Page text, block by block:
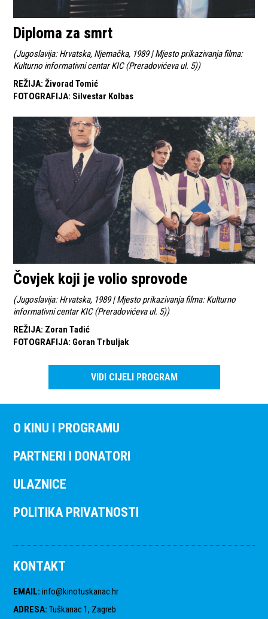
Diploma za smrt
(Jugoslavija: Hrvatska, Njemačka, 1989 | Mjesto prikazivanja filma:
Kulturno informativni centar KIC (Preradovićeva ul. 5))
REŽIJA: Živorad Tomić
FOTOGRAFIJA: Silvestar Kolbas
Čovjek koji je volio sprovode
(Jugoslavija: Hrvatska, 1989 | Mjesto prikazivanja filma: Kulturno
informativni centar KIC (Preradovićeva ul. 5))
REŽIJA: Zoran Tadić
FOTOGRAFIJA: Goran Trbuljak
VIDI CIJELI PROGRAM
O KINU I PROGRAMU
PARTNERI I DONATORI
ULAZNICE
POLITIKA PRIVATNOSTI
KONTAKT
EMAIL: info@kinotuskanac.hr
ADRESA: Tuškanac 1, Zagreb